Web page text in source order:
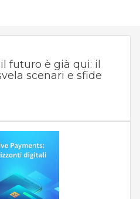
futuro è già qui: il
scenari e sfide